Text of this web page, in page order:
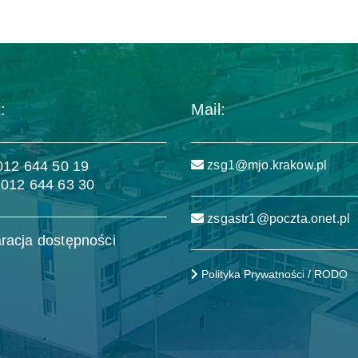
644 50 19
644 63 30
dostępności
Mail:
zsg1@mjo.krakow.pl
zsgastr1@poczta.onet.pl
Polityka Prywatności / RODO